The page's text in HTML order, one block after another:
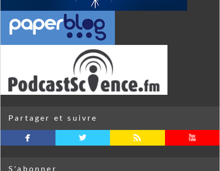
Partager et suivre
facebook twitterbird rss youtube
S'abonner